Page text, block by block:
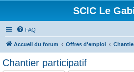
SCIC Le
FAQ
Accueil du forum Offres d'emploi
Chantier participatif